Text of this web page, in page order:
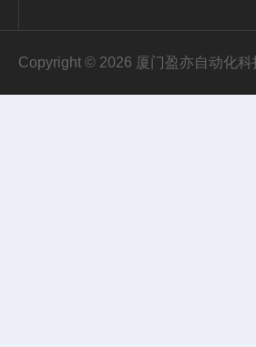
Copyright © 2026 厦门盈亦自动化